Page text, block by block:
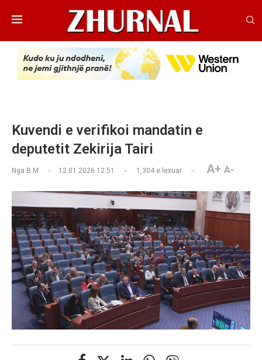
Kuvendi e verifikoi mandatin e
deputetit Zekirija Tairi
Nga B.M 12.01.2026 12:51 1,304 e lexuar A+ A-